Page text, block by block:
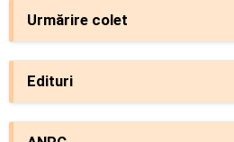
Urmărire colet
Edituri